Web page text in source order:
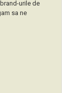
urile de
sa ne